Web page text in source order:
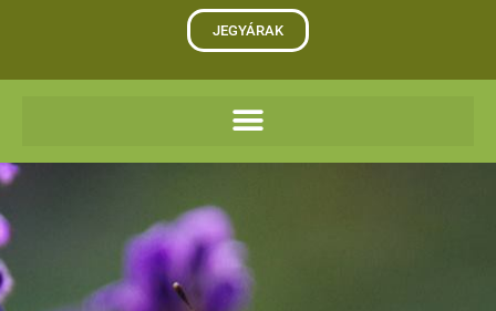
JEGYÁRAK